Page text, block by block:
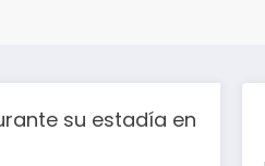
su estadía en